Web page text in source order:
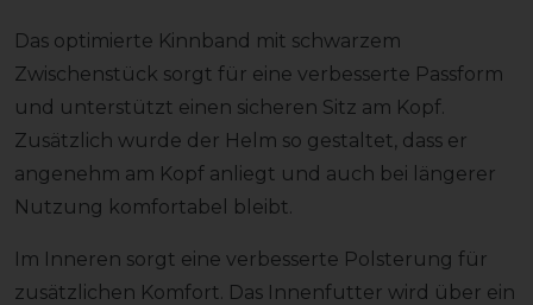
Das optimierte Kinnband mit schwarzem
Zwischenstück sorgt für eine verbesserte Passform
und unterstützt einen sicheren Sitz am Kopf.
Zusätzlich wurde der Helm so gestaltet, dass er
angenehm am Kopf anliegt und auch bei längerer
Nutzung komfortabel bleibt.
Im Inneren sorgt eine verbesserte Polsterung für
zusätzlichen Komfort. Das Innenfutter wird über ein